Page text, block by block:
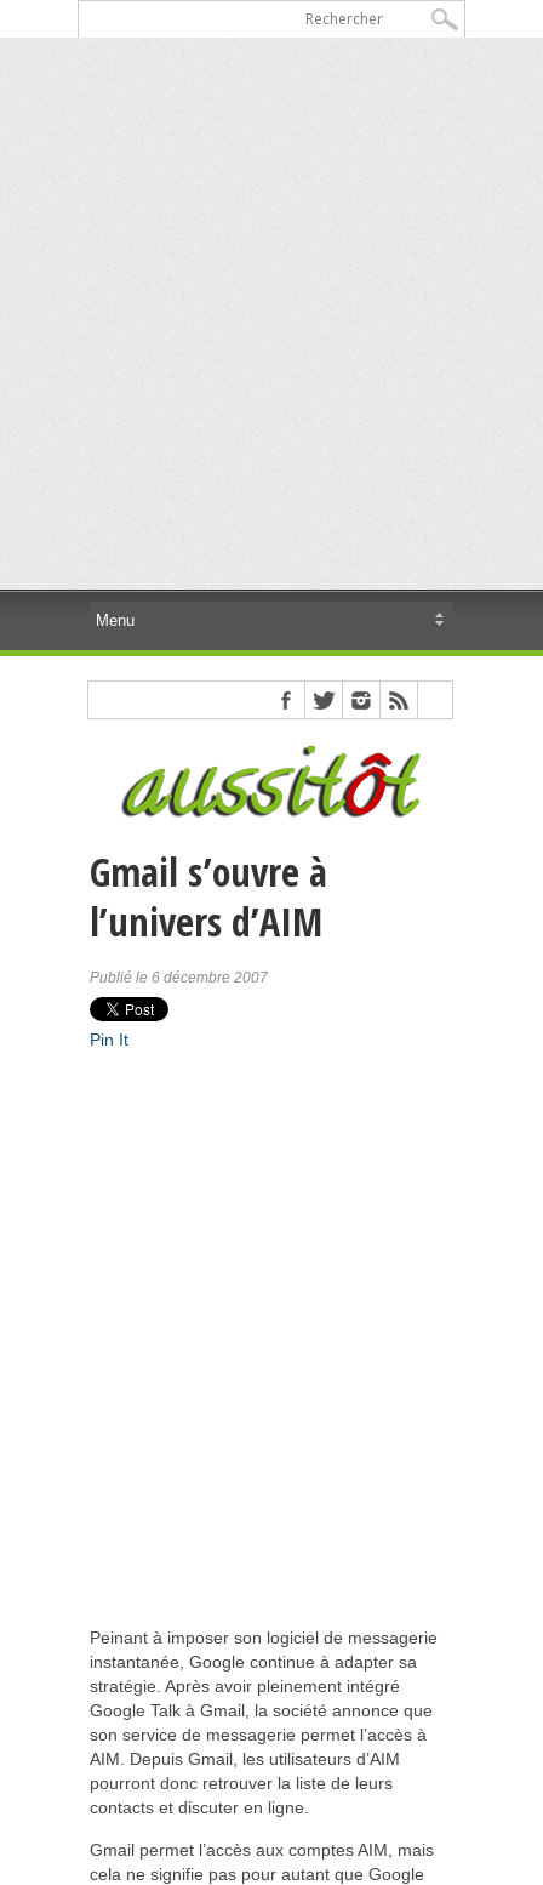
Gmail s’ouvre à
l’univers d’AIM
Publié le 6 décembre 2007
Pin It
Peinant à imposer son logiciel de messagerie
instantanée, Google continue à adapter sa
stratégie. Après avoir pleinement intégré
Google Talk à Gmail, la société annonce que
son service de messagerie permet l’accès à
AIM. Depuis Gmail, les utilisateurs d’AIM
pourront donc retrouver la liste de leurs
contacts et discuter en ligne.
Gmail permet l’accès aux comptes AIM, mais
cela ne signifie pas pour autant que Google